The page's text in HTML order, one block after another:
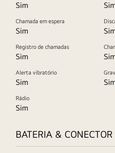
Sim
Chamada em espera
Sim
Registro de chamadas
Sim
Alerta vibratório
Sim
Rádio
Sim
BATERIA & CONECTOR